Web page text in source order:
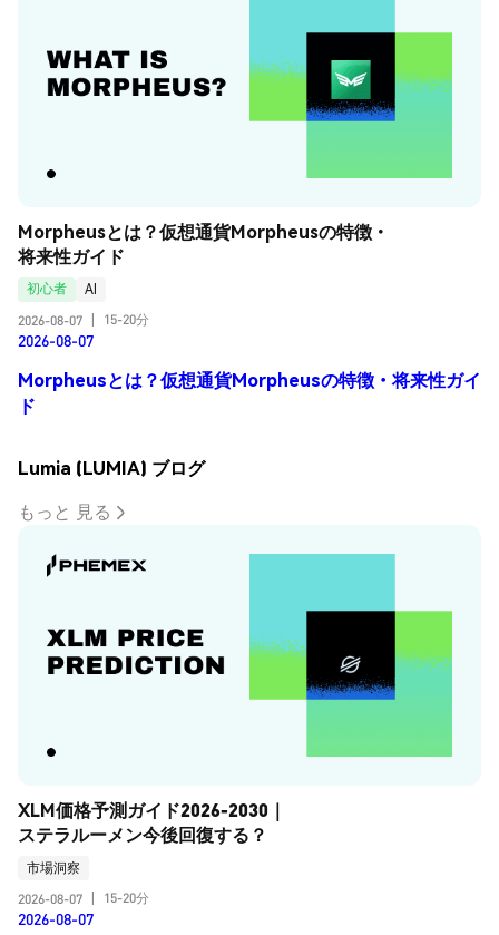
Morpheusとは？仮想通貨Morpheusの特徴・
将来性ガイド
初心者
AI
2026-08-07
15-20分
2026-08-07
Morpheusとは？仮想通貨Morpheusの特徴・将来性ガイ
ド
Lumia (LUMIA) ブログ
もっと 見る
XLM価格予測ガイド2026-2030｜
ステラルーメン今後回復する？
市場洞察
2026-08-07
15-20分
2026-08-07